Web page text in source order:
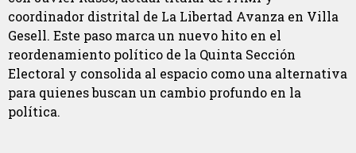
coordinador distrital de La Libertad Avanza en Villa
Gesell. Este paso marca un nuevo hito en el
reordenamiento político de la Quinta Sección
Electoral y consolida al espacio como una alternativa
para quienes buscan un cambio profundo en la
política.